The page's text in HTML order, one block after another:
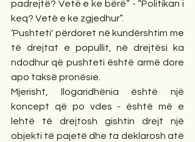
padrejtë? Vetë e ke bërë” - “Politikan i
keq? Vetë e ke zgjedhur”.
‘Pushteti' përdoret në kundërshtim me
të drejtat e popullit, në drejtësi ka
ndodhur që pushteti është armë dore
apo taksë pronësie.
Mjerisht, llogaridhënia është një
koncept që po vdes - është më e
lehtë të drejtosh gishtin drejt një
objekti të pajetë dhe ta deklarosh atë